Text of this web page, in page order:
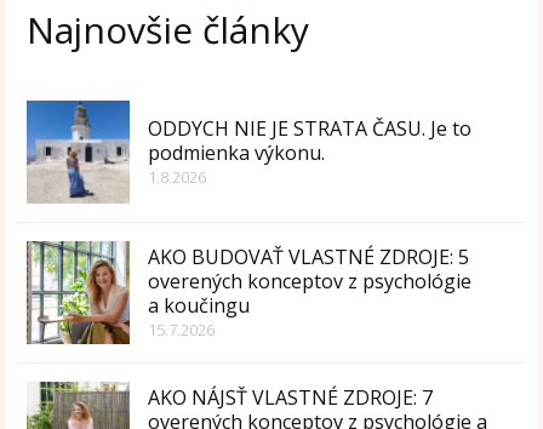
Najnovšie články
ODDYCH NIE JE STRATA ČASU. Je to
podmienka výkonu.
1.8.2026
AKO BUDOVAŤ VLASTNÉ ZDROJE: 5
overených konceptov z psychológie
a koučingu
15.7.2026
AKO NÁJSŤ VLASTNÉ ZDROJE: 7
overených konceptov z psychológie a